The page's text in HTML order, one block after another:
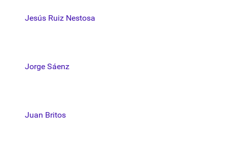
Jesús Ruiz Nestosa
Jorge Sáenz
Juan Britos